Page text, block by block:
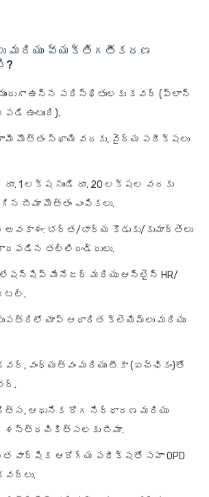
మరియు వ్యక్తిగతీకరణ
ముందుగా ఉన్న పరిస్థితులకు కవర్ (ప్లాన్
ఉంటుంది).
మొత్తం స్థాయి వరకు, వైద్య పరీక్షలు
1 లక్ష నుండి రూ. 20 లక్షల వరకు
బీమా మొత్తం ఎంపికలు.
అవకాశం: భర్త/భార్య కొడుకు/కుమార్తెలు
తల్లిదండ్రులు.
మేనేజర్ మరియు ఆన్‌లైన్ HR/
యాప్ ఆధారిత క్లెయిమ్‌లు మరియు
వంధ్యత్వం మరియు టీకా (ఐచ్ఛికం)తో
ఆధునిక రోగ నిర్ధారణ మరియు
శస్త్రచికిత్సలకు బీమా.
వార్షిక ఆరోగ్య పరీక్షతో సహా OPD